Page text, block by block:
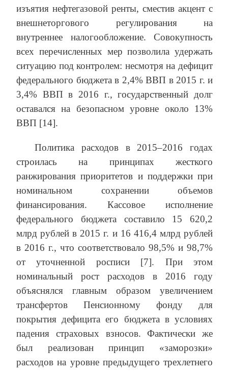
изъятия нефтегазовой ренты, сместив акцент с
внешнеторгового регулирования на
внутреннее налогообложение. Совокупность
всех перечисленных мер позволила удержать
ситуацию под контролем: несмотря на дефицит
федерального бюджета в 2,4% ВВП в 2015 г. и
3,4% ВВП в 2016 г., государственный долг
оставался на безопасном уровне около 13%
ВВП [14].
Политика расходов в 2015–2016 годах
строилась на принципах жесткого
ранжирования приоритетов и поддержки при
номинальном сохранении объемов
финансирования. Кассовое исполнение
федерального бюджета составило 15 620,2
млрд рублей в 2015 г. и 16 416,4 млрд рублей
в 2016 г., что соответствовало 98,5% и 98,7%
от уточненной росписи [7]. При этом
номинальный рост расходов в 2016 году
объяснялся главным образом увеличением
трансфертов Пенсионному фонду для
покрытия дефицита его бюджета в условиях
падения страховых взносов. Фактически же
был реализован принцип «заморозки»
расходов на уровне предыдущего трехлетнего